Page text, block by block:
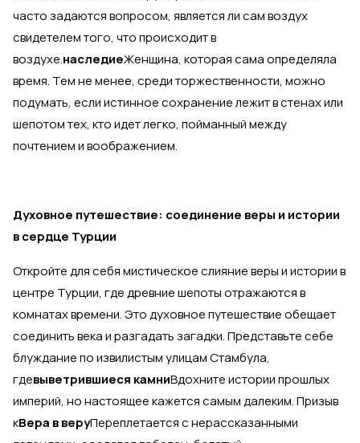
часто задаются вопросом, является ли сам воздух
свидетелем того, что происходит в
воздухе.наследиеЖенщина, которая сама определяла
время. Тем не менее, среди торжественности, можно
подумать, если истинное сохранение лежит в стенах или
шепотом тех, кто идет легко, пойманный между
почтением и воображением.
Духовное путешествие: соединение веры и истории
в сердце Турции
Откройте для себя мистическое слияние веры и истории в
центре Турции, где древние шепоты отражаются в
комнатах времени. Это духовное путешествие обещает
соединить века и разгадать загадки. Представьте себе
блуждание по извилистым улицам Стамбула,
гдевыветрившиеся камниВдохните истории прошлых
империй, но настоящее кажется самым далеким. Призыв
кВера в веруПереплетается с нерассказанными